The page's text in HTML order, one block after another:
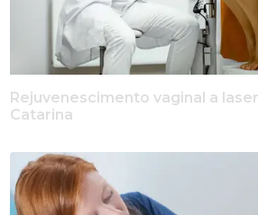
Rejuvenescimento vaginal a
Catarina